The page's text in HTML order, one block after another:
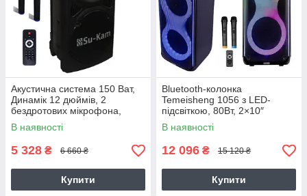
Акустична система 150 Ват,
Динамік 12 дюймів, 2
бездротових мікрофона,
Караоке, Мікшер, USB Чорна
В наявності
5 328 ₴ 6 660 ₴
Купити
Bluetooth-колонка
Temeisheng 1056 з LED-
підсвіткою, 80Вт, 2×10″
динаміками, караоке-
функцією, 2 мікрофони та
пультом ДУ
В наявності
12 096 ₴ 15 120 ₴
Купити